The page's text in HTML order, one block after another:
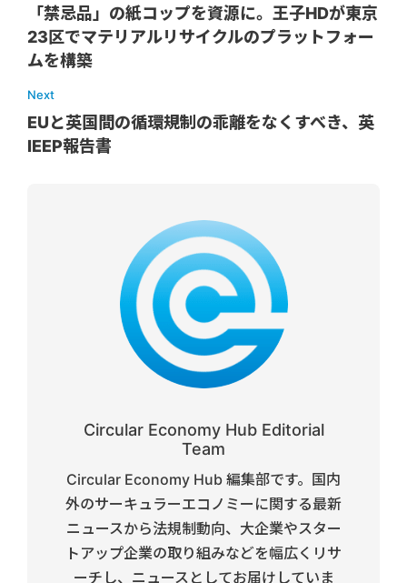
「禁忌品」の紙コップを資源に。王子HDが東京
23区でマテリアルリサイクルのプラットフォー
ムを構築
Next
EUと英国間の循環規制の乖離をなくすべき、英
IEEP報告書
Circular Economy Hub Editorial
Team
Circular Economy Hub 編集部です。国内
外のサーキュラーエコノミーに関する最新
ニュースから法規制動向、大企業やスター
トアップ企業の取り組みなどを幅広くリサ
ーチし、ニュースとしてお届けしていま